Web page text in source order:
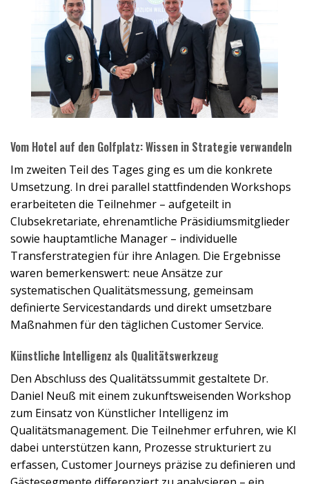
Lampert, Holger Schroth, Bernhard May und
Vom Hotel auf den Golfplatz: Wissen in Strategie verwandeln
Im zweiten Teil des Tages ging es um die konkrete
Umsetzung. In drei parallel stattfindenden Workshops
erarbeiteten die Teilnehmer – aufgeteilt in
Clubsekretariate, ehrenamtliche Präsidiumsmitglieder
sowie hauptamtliche Manager – individuelle
Transferstrategien für ihre Anlagen. Die Ergebnisse
waren bemerkenswert: neue Ansätze zur
systematischen Qualitätsmessung, gemeinsam
definierte Servicestandards und direkt umsetzbare
Maßnahmen für den täglichen Customer Service.
Künstliche Intelligenz als Qualitätswerkzeug
Den Abschluss des Qualitätssummit gestaltete Dr.
Daniel Neuß mit einem zukunftsweisenden Workshop
zum Einsatz von Künstlicher Intelligenz im
Qualitätsmanagement. Die Teilnehmer erfuhren, wie KI
dabei unterstützen kann, Prozesse strukturiert zu
erfassen, Customer Journeys präzise zu definieren und